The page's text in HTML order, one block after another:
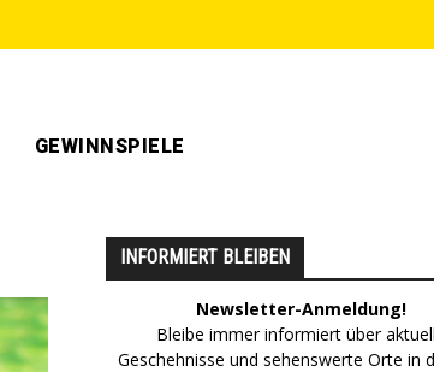
GEWINNSPIELE
INFORMIERT BLEIBEN
Newsletter-Anmeldung!
Bleibe immer informiert über
Geschehnisse und sehenswerte Orte in